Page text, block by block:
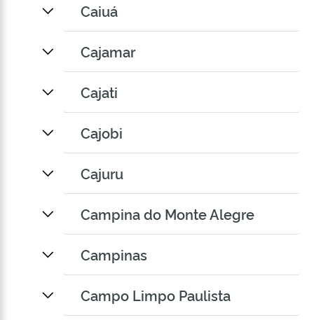
Caiuá
Cajamar
Cajati
Cajobi
Cajuru
Campina do Monte Alegre
Campinas
Campo Limpo Paulista